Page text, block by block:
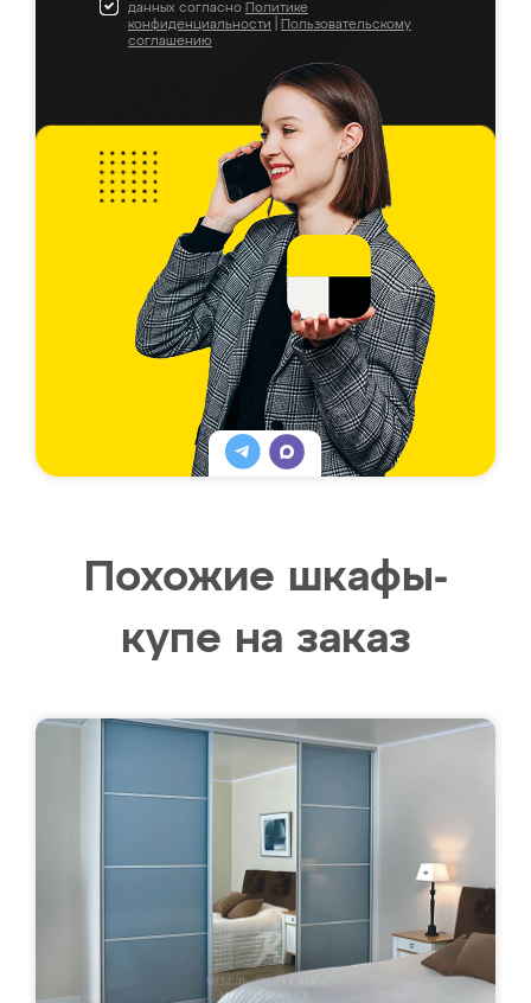
данных согласно Политике
конфиденциальности
Пользовательскому
соглашению
Похожие шкафы-
купе на заказ